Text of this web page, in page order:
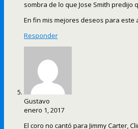
sombra de lo que Jose Smith predijo
En fin mis mejores deseos para este
Responder
Gustavo
enero 1, 2017
El coro no cantó para Jimmy Carter,